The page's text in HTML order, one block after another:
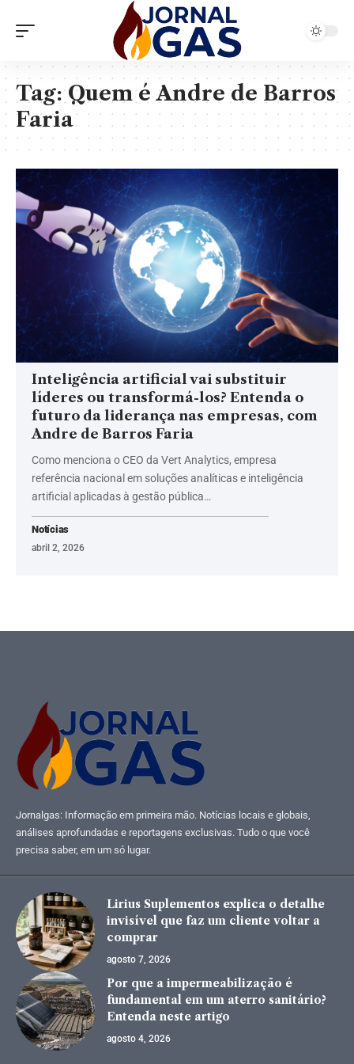
Tag:Quem é Andre de Barros
Faria
Inteligência artificial vai substituir
líderes ou transformá-los? Entenda o
futuro da liderança nas empresas, com
Andre de Barros Faria
Como menciona o CEO da Vert Analytics, empresa
referência nacional em soluções analíticas e inteligência
artificial aplicadas à gestão pública…
Notícias
abril 2, 2026
Jornalgas: Informação em primeira mão. Notícias locais e globais,
análises aprofundadas e reportagens exclusivas. Tudo o que você
precisa saber, em um só lugar.
Lirius Suplementos explica o detalhe
invisível que faz um cliente voltar a
comprar
agosto 7, 2026
Por que a impermeabilização é
fundamental em um aterro sanitário?
Entenda neste artigo
agosto 4, 2026